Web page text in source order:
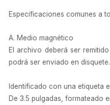
Especificaciones comunes a
A. Medio magnético
El archivo deberá ser
podrá ser enviado en
Identificado con una etiqueta
De 3.5 pulgadas, formateado